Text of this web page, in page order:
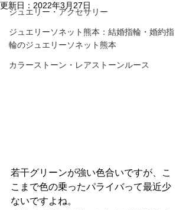
ジュエリー・アクセサリー
ジュエリーソネット熊本：結婚指輪・婚約指
輪のジュエリーソネット熊本
カラーストーン・レアストーンルース
更新日： 2022年3月27日
若干グリーンが強い色合いですが、こ
こまで色の乗ったパライバって最近少
ないですよね。